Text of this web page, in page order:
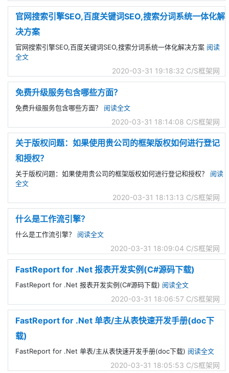
官网搜索引擎SEO,百度关键词SEO,搜索分词系统一体化解
决方案
官网搜索引擎SEO,百度关键词SEO,搜索分词系统一体化解决方案 阅读
全文
2020-03-31 19:18:32 C/S框架网
免费升级服务包含哪些方面？
免费升级服务包含哪些方面？ 阅读全文
2020-03-31 18:14:08 C/S框架网
关于版权问题：如果使用贵公司的框架版权如何进行登记
和授权？
关于版权问题：如果使用贵公司的框架版权如何进行登记和授权？ 阅读
全文
2020-03-31 18:13:13 C/S框架网
什么是工作流引擎？
什么是工作流引擎？ 阅读全文
2020-03-31 18:09:04 C/S框架网
FastReport for .Net 报表开发实例(C#源码下载)
FastReport for .Net 报表开发实例(C#源码下载) 阅读全文
2020-03-31 18:06:57 C/S框架网
FastReport for .Net 单表/主从表快速开发手册(doc下
载)
FastReport for .Net 单表/主从表快速开发手册(doc下载) 阅读全文
2020-03-31 18:05:53 C/S框架网